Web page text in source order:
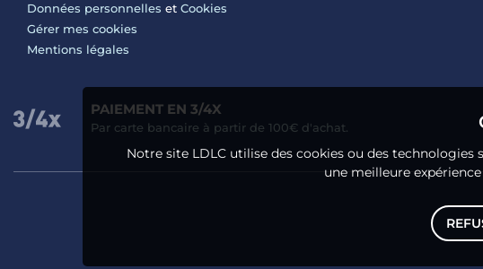
Notre site LDLC utilise des cookies ou des
une meilleure
Données personnelles et Cookies
Gérer mes cookies
Mentions légales
PAIEMENT EN 3/4X
Par carte bancaire à partir de 100€ d'achat.